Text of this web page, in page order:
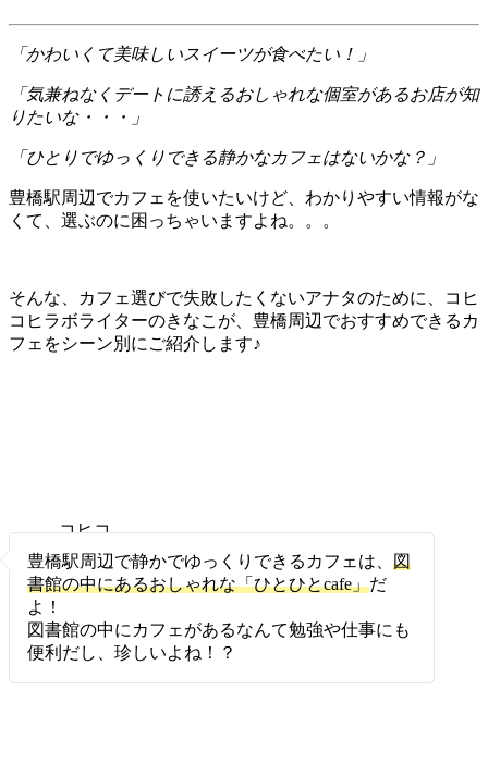
「かわいくて美味しいスイーツが食べたい！」
「気兼ねなくデートに誘えるおしゃれな個室があるお店が知
りたいな・・・」
「ひとりでゆっくりできる静かなカフェはないかな？」
豊橋駅周辺でカフェを使いたいけど、わかりやすい情報がな
くて、選ぶのに困っちゃいますよね。。。
そんな、カフェ選びで失敗したくないアナタのために、コヒ
コヒラボライターのきなこが、豊橋周辺でおすすめできるカ
フェをシーン別にご紹介します♪
コヒコ
豊橋駅周辺で静かでゆっくりできるカフェは、 図
書館の中にあるおしゃれな「ひとひとcafe」だ
よ！
図書館の中にカフェがあるなんて勉強や仕事にも
便利だし、珍しいよね！？